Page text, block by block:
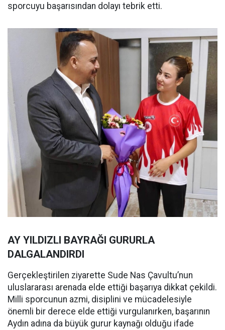
sporcuyu başarısından dolayı tebrik etti.
AY YILDIZLI BAYRAĞI GURURLA
DALGALANDIRDI
Gerçekleştirilen ziyarette Sude Nas Çavultu’nun
uluslararası arenada elde ettiği başarıya dikkat çekildi.
Milli sporcunun azmi, disiplini ve mücadelesiyle
önemli bir derece elde ettiği vurgulanırken, başarının
Aydın adına da büyük gurur kaynağı olduğu ifade